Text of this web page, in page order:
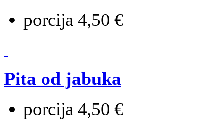
porcija 4,50 €
Pita od jabuka
porcija 4,50 €